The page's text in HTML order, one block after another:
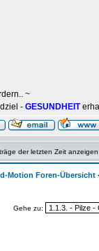
~
- GESUNDHEIT
der letzten Zeit
Motion Foren-Übersicht
Gehe zu: